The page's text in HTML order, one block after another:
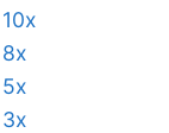
10x
8x
5x
3x